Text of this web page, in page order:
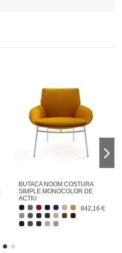
BUTACA NOOM COSTURA
SIMPLE MONOCOLOR DE
ACTIU
842,16 €